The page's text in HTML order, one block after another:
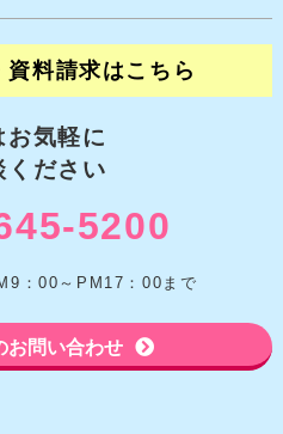
資料請求はこちら
お気軽に
ください
5200
：00～PM17：00まで
お問い合わせ